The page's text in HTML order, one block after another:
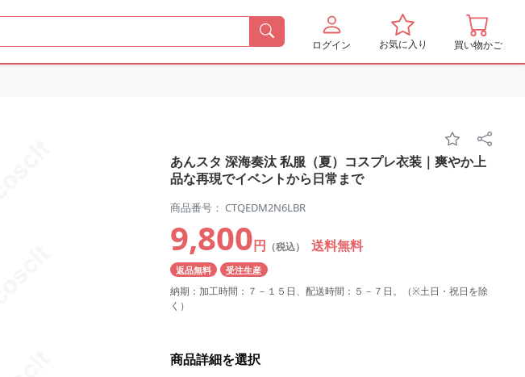
ログイン お気に入り 買い物かご
あんスタ 深海奏汰 私服（夏）コスプレ衣装｜爽やか上
品な再現でイベントから日常まで
商品番号： CTQEDM2N6LBR
9,800円 （税込） 送料無料
返品無料 受注生産
納期：加工時間：７－１５日、配送時間：５－７日。（※土日・祝日を除
く）
商品詳細を選択